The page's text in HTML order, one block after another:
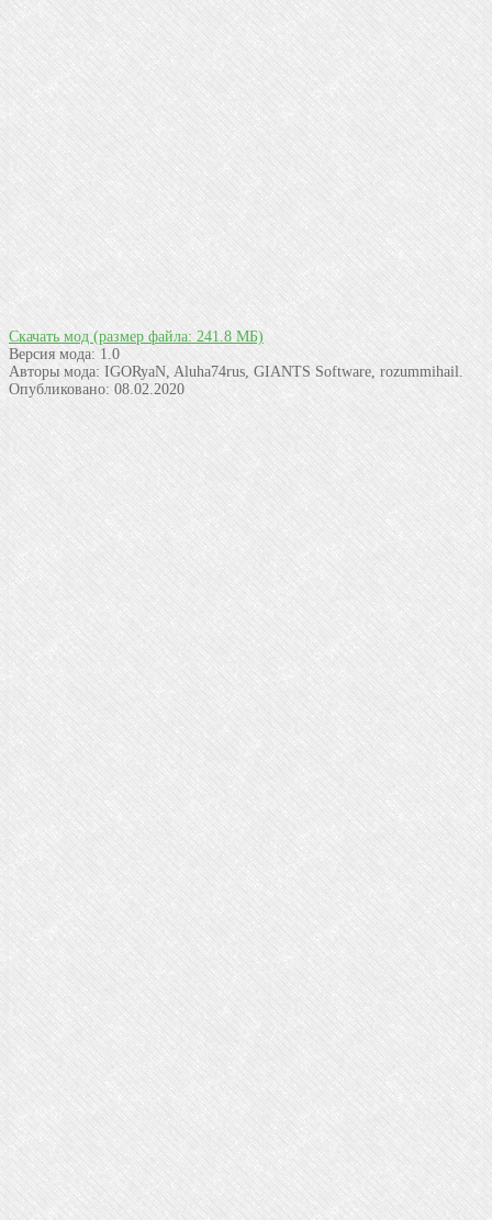
Скачать мод (размер файла: 241.8 МБ)
Версия мода: 1.0
Авторы мода: IGORyaN, Aluha74rus, GIANTS Software, rozummihail.
Опубликовано: 08.02.2020